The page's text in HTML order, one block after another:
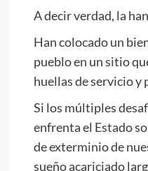
A decir verdad, la
Han colocado un
pueblo en un sitio
huellas de servicio y
Si los múltiples
enfrenta el Estado
de exterminio de
sueño acariciado